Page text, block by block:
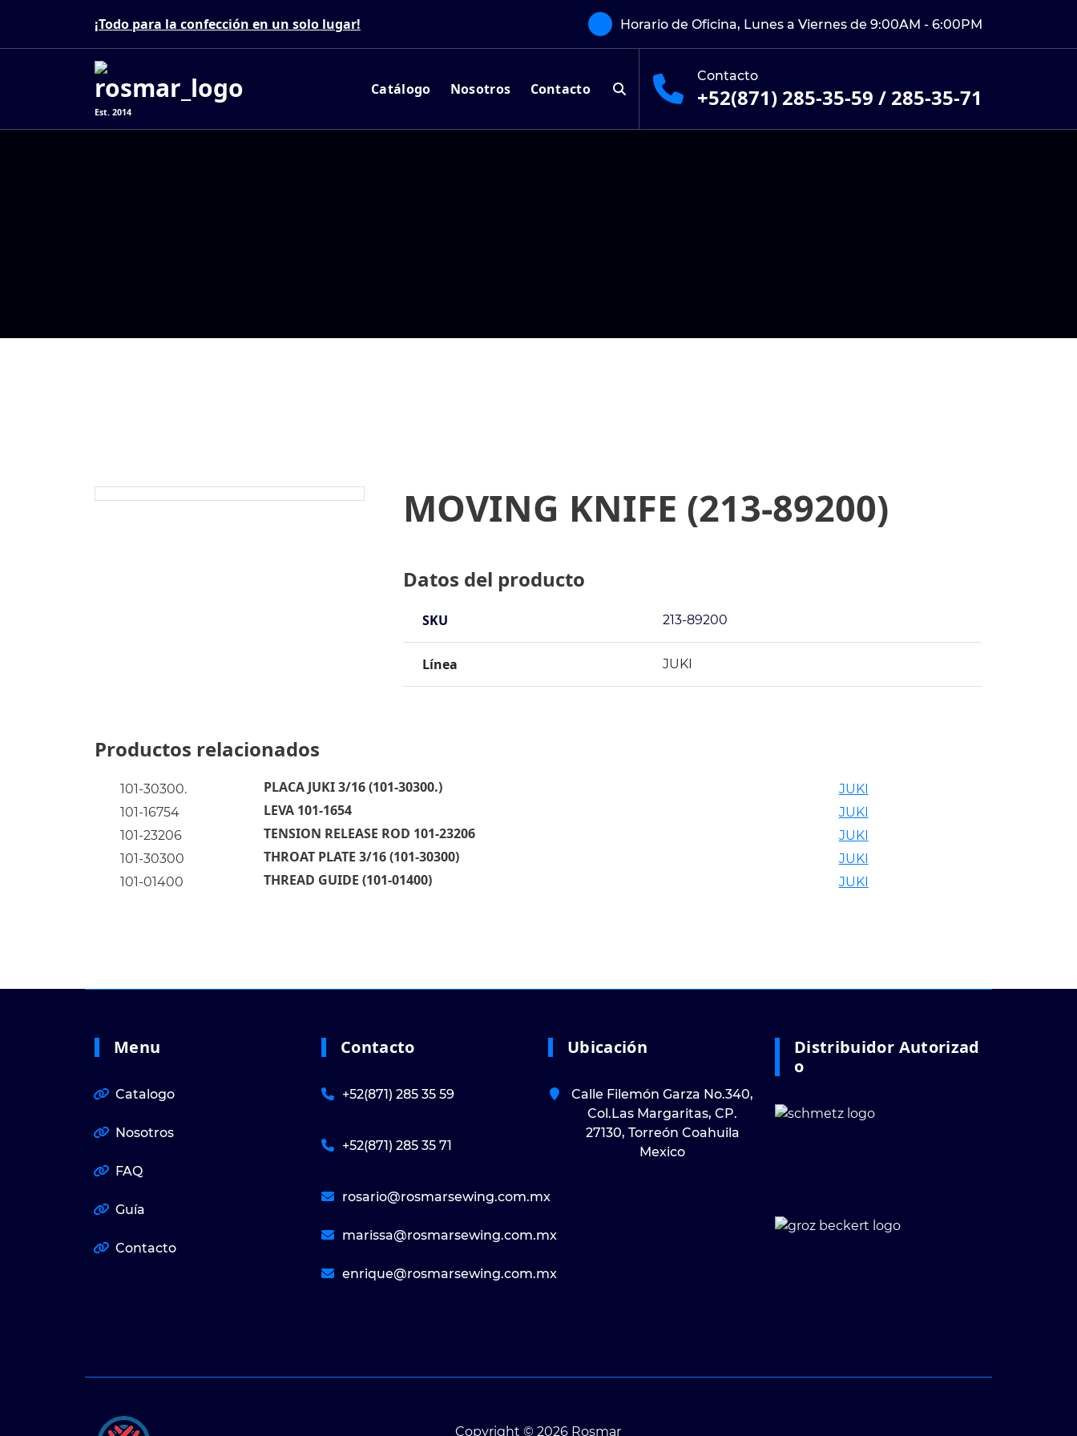
content
¡Todo para la confección en un solo lugar! Horario de Oficina, Lunes a Viernes de 9:00AM - 6:00PM
Est. 2014
Catálogo Nosotros Contacto
Contacto
+52(871) 285-35-59 / 285-35-71
MOVING KNIFE (213-89200)
Datos del producto
SKU 213-89200
Línea JUKI
Productos relacionados
101-30300. PLACA JUKI 3/16 (101-30300.)
JUKI
101-16754
LEVA 101-1654
JUKI
101-23206
TENSION RELEASE ROD 101-23206
JUKI
101-30300
THROAT PLATE 3/16 (101-30300)
JUKI
101-01400
THREAD GUIDE (101-01400) JUKI
Menu
Catalogo
Nosotros
FAQ
Guía
Contacto
Contacto
+52(871) 285 35 59
+52(871) 285 35 71
rosario@rosmarsewing.com.mx
marissa@rosmarsewing.com.mx
enrique@rosmarsewing.com.mx
Ubicación
Calle Filemón Garza No.340,
Col.Las Margaritas, CP.
27130, Torreón Coahuila
Mexico
Distribuidor Autorizad
O
Copyright © 2026 Rosmar